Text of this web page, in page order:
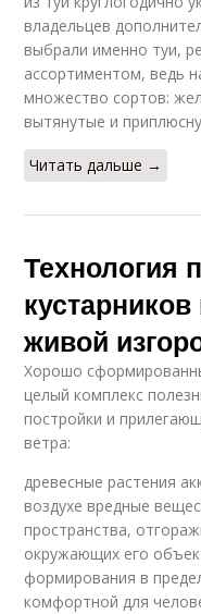
владельцев
выбрали именно туи,
ассортиментом, ведь
множество сортов:
вытянутые и
Читать дальше →
Технология
живой
Хорошо
целый комплекс
постройки и
ветра:
древесные растения
воздухе вредные
пространства,
окружающих его
формирования в
комфортной для